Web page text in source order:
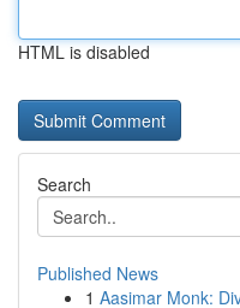
HTML is disabled
Search
Published News
1 Aasimar Monk: